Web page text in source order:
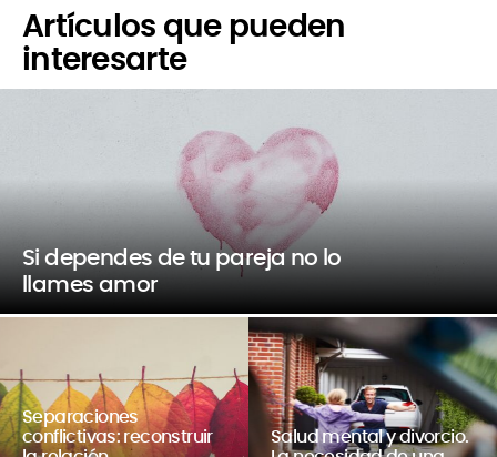
Artículos que pueden
interesarte
Si dependes de tu pareja no lo
llames amor
Separaciones
conflictivas: reconstruir
Salud mental y divorcio.